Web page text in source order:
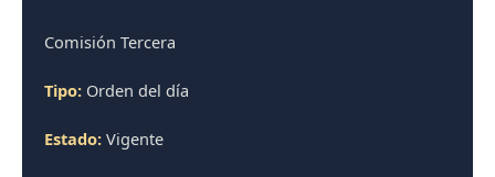
Comisión Tercera
Tipo: Orden del día
Estado: Vigente